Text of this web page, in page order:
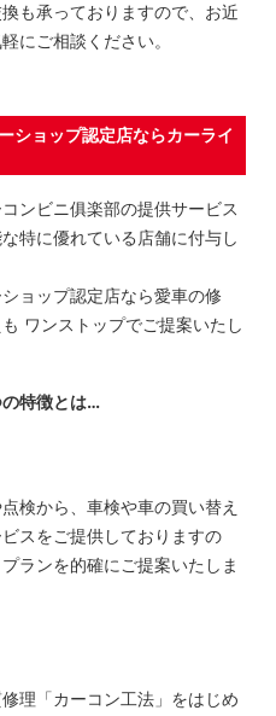
も承っておりますので、お近
にご相談ください。
ョップ認定店ならカーライ
ンビニ俱楽部の提供サービス
特に優れている店舗に付与し
ョップ認定店なら愛車の修
ワンストップでご提案いたし
の特徴とは…
検から、車検や車の買い替え
スをご提供しておりますの
ランを的確にご提案いたしま
理「カーコン工法」をはじめ